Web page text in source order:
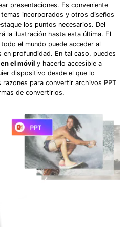
presentaciones. Es conveniente
incorporados y otros diseños
los puntos necesarios. Del
la ilustración hasta esta última. El
el mundo puede acceder al
en profundidad. En tal caso, puedes
el móvil y hacerlo accesible a
dispositivo desde el que lo
para convertir archivos PPT
de convertirlos.